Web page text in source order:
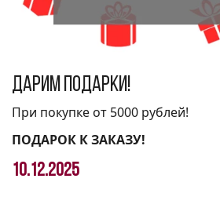
Дарим подарки!
При покупке от 5000 рублей!
ПОДАРОК К ЗАКАЗУ!
10.12.2025